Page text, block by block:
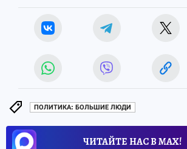
ПОЛИТИКА: БОЛЬШИЕ ЛЮДИ
ЧИТАЙТЕ НАС В МАХ!